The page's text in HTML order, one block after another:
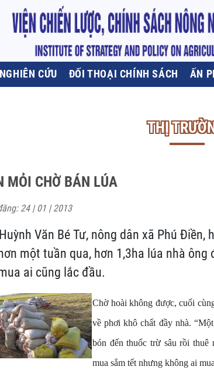
NGHIÊN CỨU ĐỐI THOẠI CHÍNH SÁCH ẤN
THỊ
MỎI CHỜ BÁN LÚA
24 | 01 | 2013
Văn Bé Tư, nông dân xã Phú
một tuần qua, hơn 1,3ha lúa nhà
ai cũng lắc đầu.
Chờ hoài không được, cuối
về phơi khô chất đầy nhà.
bón đến thuốc trừ sâu rồi thuê
mua sắm tết nhưng không ai